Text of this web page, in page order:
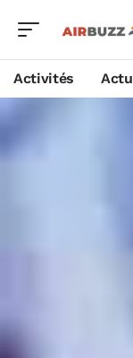
Activités Actu